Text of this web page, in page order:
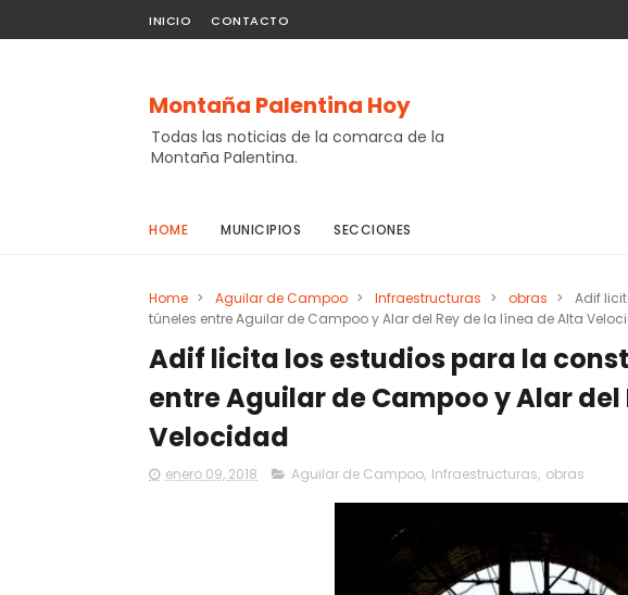
INICIO CONTACTO
Montaña Palentina Hoy
Todas las noticias de la comarca de la
Montaña Palentina.
HOME MUNICIPIOS SECCIONES
Home > Aguilar de Campoo > Infraestructuras > obras >
Adif
túneles entre Aguilar de Campoo y Alar del Rey de la línea de Alta
Adif licita los estudios para la
entre Aguilar de Campoo y Alar
Velocidad
enero 09, 2018 Aguilar de Campoo, Infraestructuras, obras